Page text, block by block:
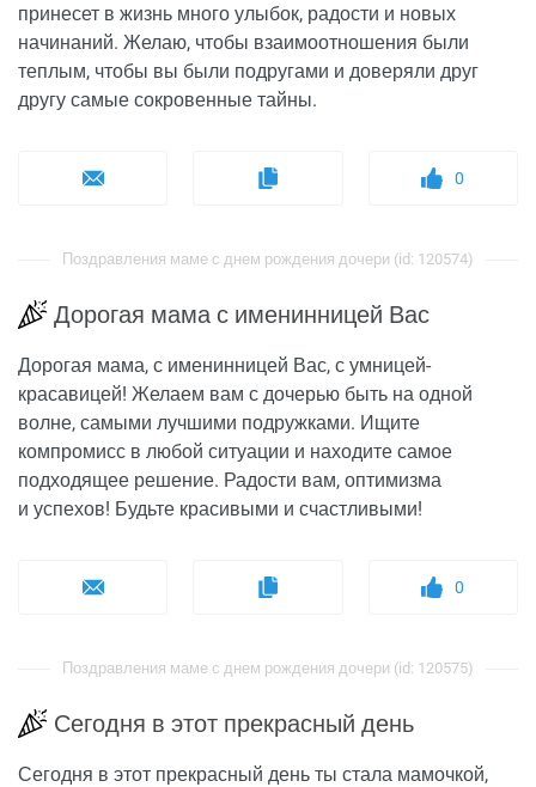
принесет в жизнь много улыбок, радости и новых
начинаний. Желаю, чтобы взаимоотношения были
теплым, чтобы вы были подругами и доверяли друг
другу самые сокровенные тайны.
0
Поздравления маме с днем рождения дочери (id: 120574)
Дорогая мама с именинницей Вас
Дорогая мама, с именинницей Вас, с умницей-
красавицей! Желаем вам с дочерью быть на одной
волне, самыми лучшими подружками. Ищите
компромисс в любой ситуации и находите самое
подходящее решение. Радости вам, оптимизма
и успехов! Будьте красивыми и счастливыми!
0
Поздравления маме с днем рождения дочери (id: 120575)
Сегодня в этот прекрасный день
Сегодня в этот прекрасный день ты стала мамочкой,